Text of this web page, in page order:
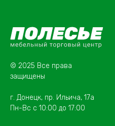
© 2025 Все права
защищены
г. Донецк, пр. Ильича, 17а
Пн-Вс с 10:00 до 17:00